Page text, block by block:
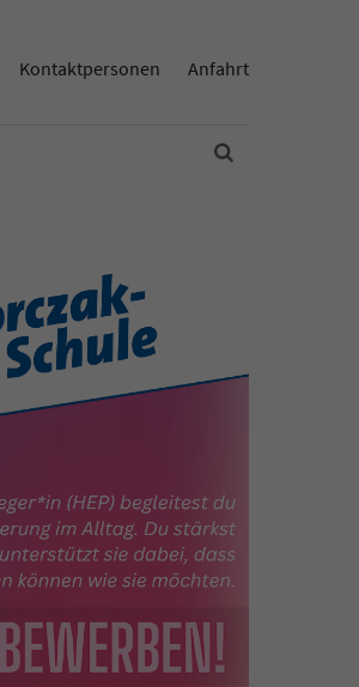
Kontaktpersonen Anfahrt